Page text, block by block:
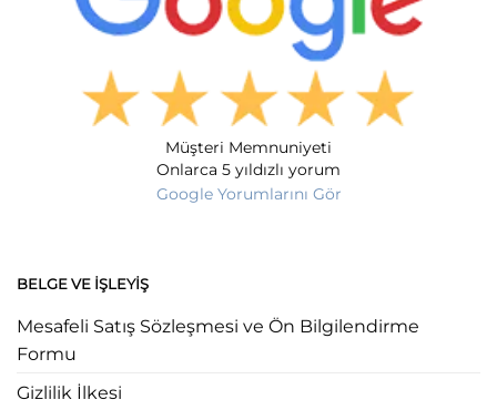
Müşteri Memnuniyeti
Onlarca 5 yıldızlı yorum
Google Yorumlarını Gör
BELGE VE İŞLEYIŞ
Mesafeli Satış Sözleşmesi ve Ön Bilgilendirme
Formu
Gizlilik İlkesi